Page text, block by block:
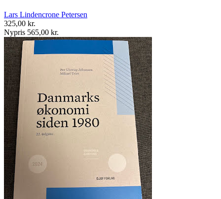
Lars Lindencrone Petersen
325,00 kr.
Nypris 565,00 kr.